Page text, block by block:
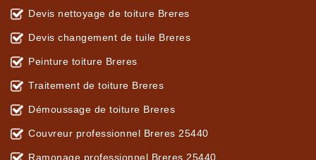
Devis nettoyage de toiture Breres
Devis changement de tuile Breres
Peinture toiture Breres
Traitement de toiture Breres
Démoussage de toiture Breres
Couvreur professionnel Breres 25440
Ramonage professionnel Breres 25440